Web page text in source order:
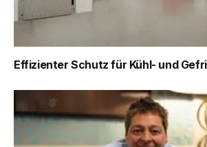
Effizienter Schutz für Kühl- und